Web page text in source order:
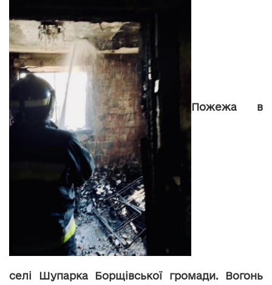
Пожежа в
селі Шупарка Борщівської громади. Вогонь